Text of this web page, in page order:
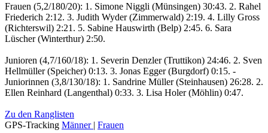
Frauen (5,2/180/20): 1. Simone Niggli (Münsingen) 30:43. 2. Rahel
Friederich 2:12. 3. Judith Wyder (Zimmerwald) 2:19. 4. Lilly Gross
(Richterswil) 2:21. 5. Sabine Hauswirth (Belp) 2:45. 6. Sara
Lüscher (Winterthur) 2:50.
Junioren (4,7/160/18): 1. Severin Denzler (Truttikon) 24:46. 2. Sven
Hellmüller (Speicher) 0:13. 3. Jonas Egger (Burgdorf) 0:15. -
Juniorinnen (3,8/130/18): 1. Sandrine Müller (Steinhausen) 26:28. 2.
Ellen Reinhard (Langenthal) 0:33. 3. Lisa Holer (Möhlin) 0:47.
Zu den Ranglisten
GPS-Tracking Männer | Frauen